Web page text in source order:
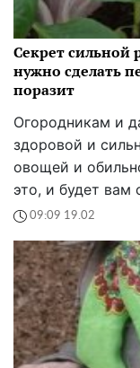
Секрет сильной
нужно сделать
поразит
Огородникам и
здоровой и
овощей и
это, и будет вам
09:09 19.02